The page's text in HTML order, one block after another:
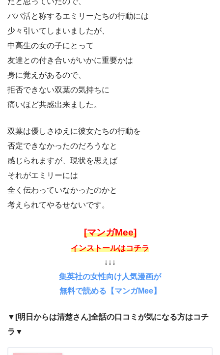
パパ活と称するエミリーたちの行動には
少々引いてしまいましたが、
中高生の女の子にとって
友達との付き合いがいかに重要かは
身に覚えがあるので、
拒否できない双葉の気持ちに
痛いほど共感出来ました。
双葉は優しさゆえに彼女たちの行動を
否定できなかったのだろうなと
感じられますが、現状を思えば
それがエミリーには
全く伝わっていなかったのかと
考えられてやるせないです。
[マンガMee]
インストールはコチラ
↓↓↓
集英社の女性向け人気漫画が
無料で読める【マンガMee】
▼[明日からは清楚さん]全話の口コミが気になる方はコチ
ラ▼